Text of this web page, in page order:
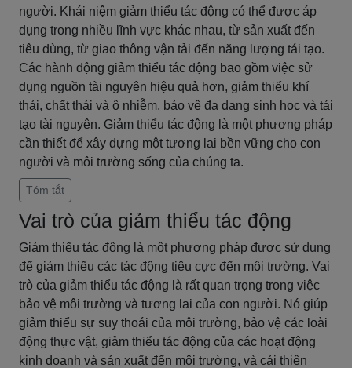
người. Khái niệm giảm thiểu tác động có thể được áp
dụng trong nhiều lĩnh vực khác nhau, từ sản xuất đến
tiêu dùng, từ giao thông vận tải đến năng lượng tái tạo.
Các hành động giảm thiểu tác động bao gồm việc sử
dụng nguồn tài nguyên hiệu quả hơn, giảm thiểu khí
thải, chất thải và ô nhiễm, bảo vệ đa dạng sinh học và tái
tạo tài nguyên. Giảm thiểu tác động là một phương pháp
cần thiết để xây dựng một tương lai bền vững cho con
người và môi trường sống của chúng ta.
Tóm tắt
Vai trò của giảm thiểu tác động
Giảm thiểu tác động là một phương pháp được sử dụng
để giảm thiểu các tác động tiêu cực đến môi trường. Vai
trò của giảm thiểu tác động là rất quan trọng trong việc
bảo vệ môi trường và tương lai của con người. Nó giúp
giảm thiểu sự suy thoái của môi trường, bảo vệ các loài
động thực vật, giảm thiểu tác động của các hoạt động
kinh doanh và sản xuất đến môi trường, và cải thiện